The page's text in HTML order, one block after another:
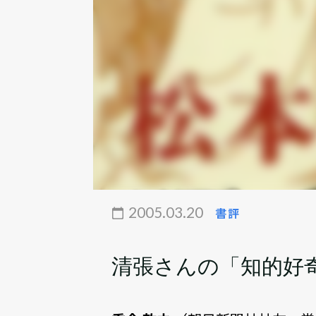
2005.03.20 書評
清張さんの「知的好